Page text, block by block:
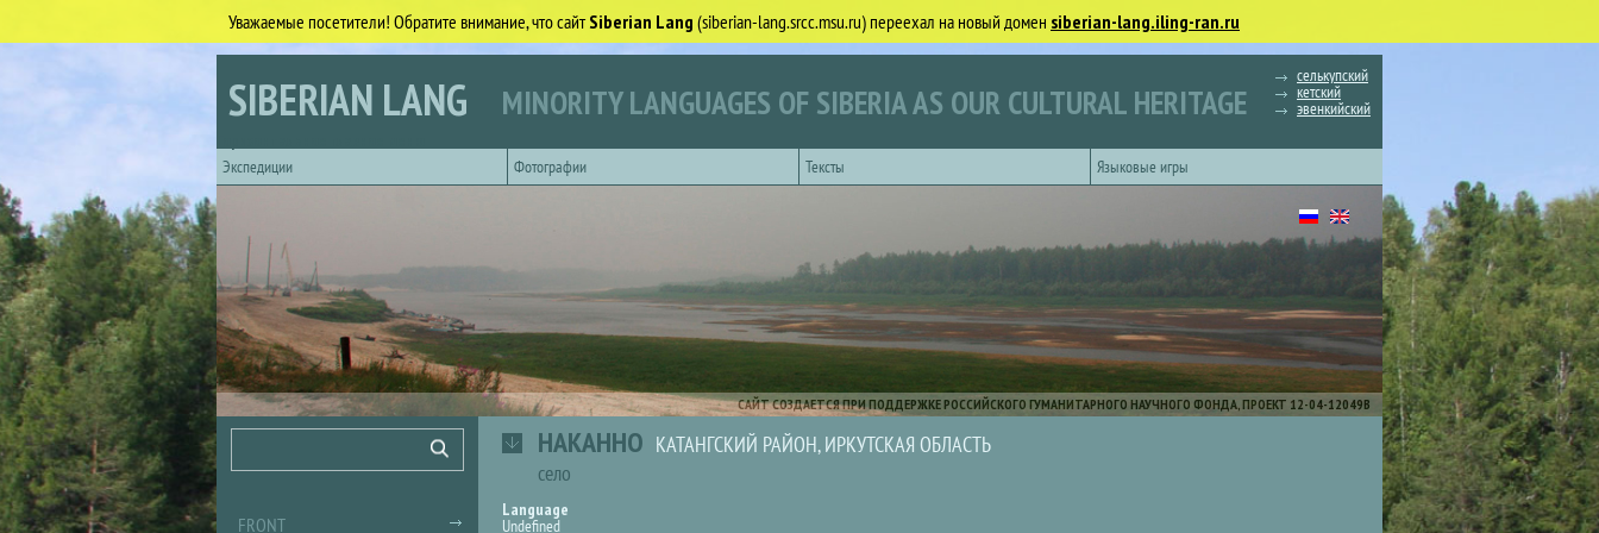
Уважаемые посетители! Обратите внимание, что сайтSiberian Lang (siberian-lang.srcc.msu.ru) переехал на новый домен siberian-lang.iling-ran.ru
SIBERIAN LANG MINORITY LANGUAGES OF SIBERIA AS OUR CULTURAL HERITAGE
селькупский
кетский
эвенкийский
Экспедиции
Фотографии Тексты Языковые игры
САЙТ СОЗДАЕТСЯ ПРИ ПОДДЕРЖКЕ РОССИЙСКОГО ГУМАНИТАРНОГО НАУЧНОГО ФОНДА, ПРОЕКТ 12-04-12049В
НАКАННО КАТАНГСКИЙ РАЙОН, ИРКУТСКАЯ ОБЛАСТЬ
село
Language
Undefined
Search
FRONT